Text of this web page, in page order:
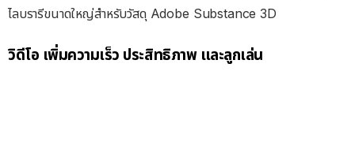
ไลบรารีขนาดใหญ่สำหรับวัสดุ Adobe Substance 3D
วิดีโอ เพิ่มความเร็ว ประสิทธิภาพ และลูกเล่น